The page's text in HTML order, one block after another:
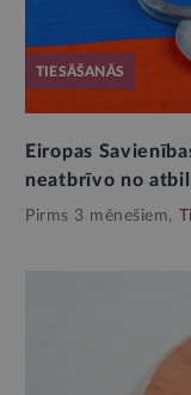
TIESĀŠANĀS
Eiropas
neatbrīvo no
Pirms 3 mēnešiem,